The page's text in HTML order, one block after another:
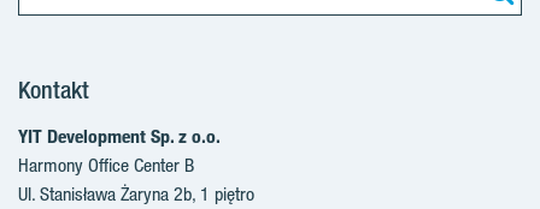
Kontakt
YIT Development Sp. z o.o.
Harmony Office Center B
Ul. Stanisława Żaryna 2b, 1 piętro